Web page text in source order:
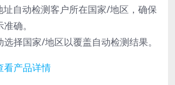
址自动检测客户所在国家/地区，确保
确。
选择国家/地区以覆盖自动检测结果。
看产品详情